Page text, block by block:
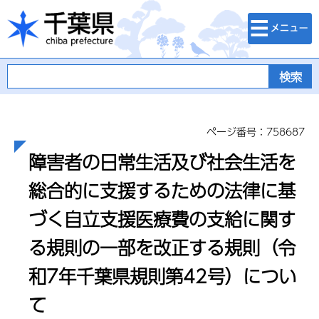
千葉県
検索・メニュ
ー
ページ番号：758687
障害者の日常生活及び社会生活を
総合的に支援するための法律に基
づく自立支援医療費の支給に関す
る規則の一部を改正する規則（令
和7年千葉県規則第42号）につい
て